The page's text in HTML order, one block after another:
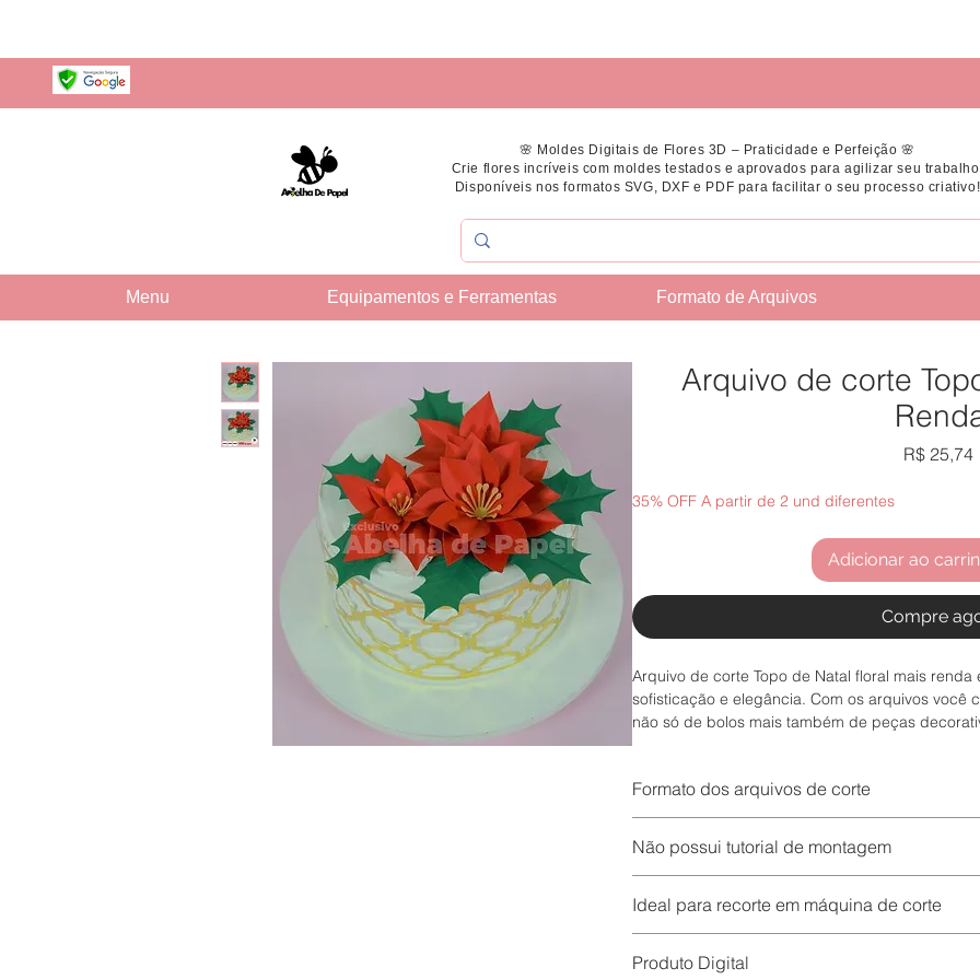
🌸 Moldes Digitais de Flores 3D – Praticidade e Perfeição 🌸
Crie flores incríveis com moldes testados e aprovados para agilizar seu
Disponíveis nos formatos SVG, DXF e PDF para facilitar o seu processo criativo!
Menu Equipamentos e Ferramentas Formato de Arquivos
Arquivo de corte
R$ 25,74
35% OFF A partir de 2 und diferentes
Adicionar ao
Compre
Arquivo de corte Topo de Natal floral mais
sofisticação e elegância. Com os arquivos
não só de bolos mais também de peças
estará o botão para download do seu arquivo. O
prontamente, favor verificar sua caixa de spam.
download por 30 dias.
Observação: Por se tratar de um arquivo em zip,
celular, é necessário abrir no computador.
Esse produto é exclusivamente digital.
Ou seja, não serão enviadas peças físicas pelos
Formato dos arquivos de corte
DXF: Silhouette Free e programas de vetorização
PDF: Impressão e recorte
SVG: cricurt, Scancut, foison e Silhouette Business
Não possui tutorial de montagem
Ideal para recorte em máquina de corte
Produto Digital